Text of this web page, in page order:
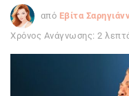
από Εβίτα
Χρόνος Ανάγνωσης: 2